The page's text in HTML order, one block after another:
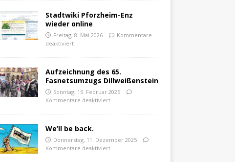
Stadtwiki Pforzheim-Enz
wieder online
Freitag, 8. Mai 2026
Kommentare
deaktiviert
Aufzeichnung des 65.
Fasnetsumzugs Dillweißenstein
Sonntag, 15. Februar 2026
Kommentare deaktiviert
We’ll be back.
Donnerstag, 11. Dezember 2025
Kommentare deaktiviert